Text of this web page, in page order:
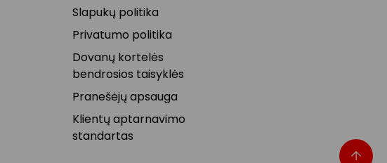
Slapukų politika
Privatumo politika
Dovanų kortelės
bendrosios taisyklės
Pranešėjų apsauga
Klientų aptarnavimo
standartas